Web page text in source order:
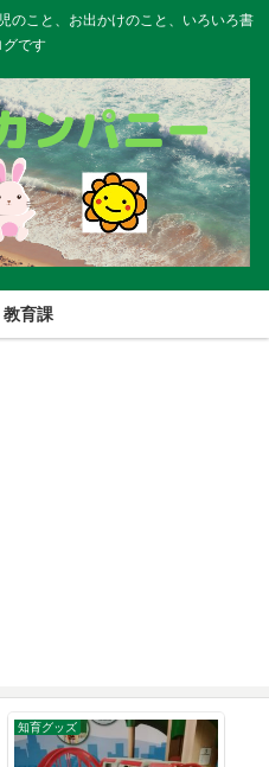
のこと、お出かけのこと、いろいろ書
グです
育課
知育グッズ